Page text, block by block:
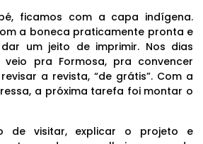
ficamos com a capa indígena.
a boneca praticamente pronta e
um jeito de imprimir. Nos dias
veio pra Formosa, pra convencer
a revista, “de grátis”. Com a
a próxima tarefa foi montar o
de visitar, explicar o projeto e